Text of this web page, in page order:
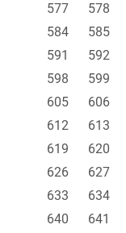
577
578
584
585
591
592
598
599
605
606
612
613
619
620
626
627
633
634
640
641